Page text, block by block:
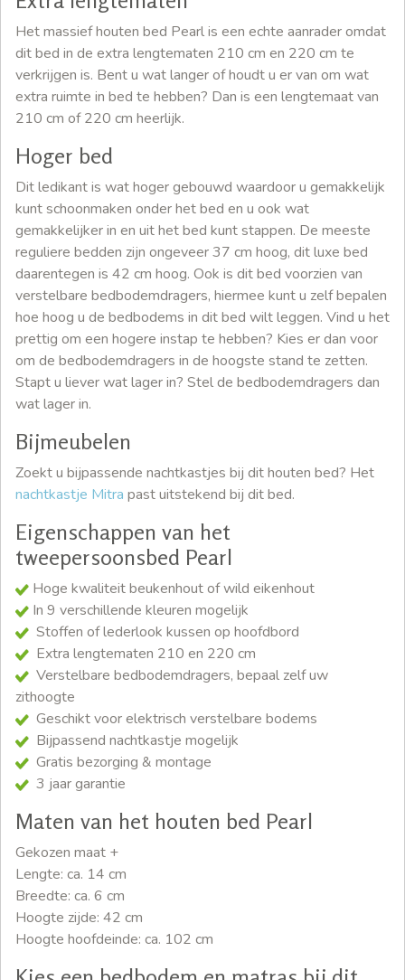
Het massief houten bed Pearl is een echte aanrader omdat
dit bed in de extra lengtematen 210 cm en 220 cm te
verkrijgen is. Bent u wat langer of houdt u er van om wat
extra ruimte in bed te hebben? Dan is een lengtemaat van
210 cm of 220 cm heerlijk.
Hoger bed
Dit ledikant is wat hoger gebouwd waardoor u gemakkelijk
kunt schoonmaken onder het bed en u ook wat
gemakkelijker in en uit het bed kunt stappen. De meeste
reguliere bedden zijn ongeveer 37 cm hoog, dit luxe bed
daarentegen is 42 cm hoog. Ook is dit bed voorzien van
verstelbare bedbodemdragers, hiermee kunt u zelf bepalen
hoe hoog u de bedbodems in dit bed wilt leggen. Vind u het
prettig om een hogere instap te hebben? Kies er dan voor
om de bedbodemdragers in de hoogste stand te zetten.
Stapt u liever wat lager in? Stel de bedbodemdragers dan
wat lager in.
Bijmeubelen
Zoekt u bijpassende nachtkastjes bij dit houten bed? Het
nachtkastje Mitra past uitstekend bij dit bed.
Eigenschappen van het
tweepersoonsbed Pearl
Hoge kwaliteit beukenhout of wild eikenhout
In 9 verschillende kleuren mogelijk
Stoffen of lederlook kussen op hoofdbord
Extra lengtematen 210 en 220 cm
Verstelbare bedbodemdragers, bepaal zelf uw
zithoogte
Geschikt voor elektrisch verstelbare bodems
Bijpassend nachtkastje mogelijk
Gratis bezorging & montage
3 jaar garantie
Maten van het houten bed Pearl
Gekozen maat +
Lengte: ca. 14 cm
Breedte: ca. 6 cm
Hoogte zijde: 42 cm
Hoogte hoofdeinde: ca. 102 cm